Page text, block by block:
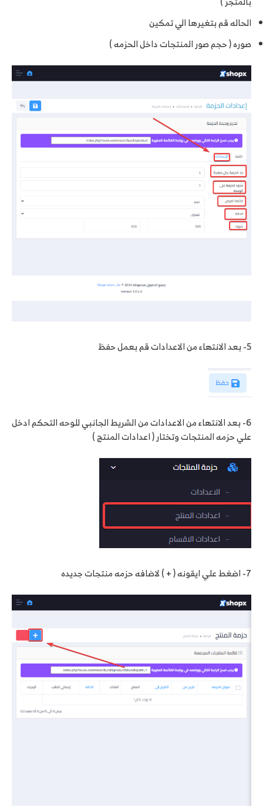
الحاله قم بتغيرها الي تمكين
صوره ( حجم صور المنتجات داخل الحزمه )
5- بعد الانتهاء من الاعدادات قم بعمل حفظ
6- بعد الانتهاء من الاعدادات من الشريط الجانبي للوحه التحكم ادخل
علي حزمه المنتجات وتختار ( اعدادات المنتج )
7- اضغط علي ايقونه ( + ) لاضافه حزمه منتجات جديده